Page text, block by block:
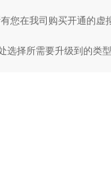
您在我司购买开通的虚
择所需要升级到的类